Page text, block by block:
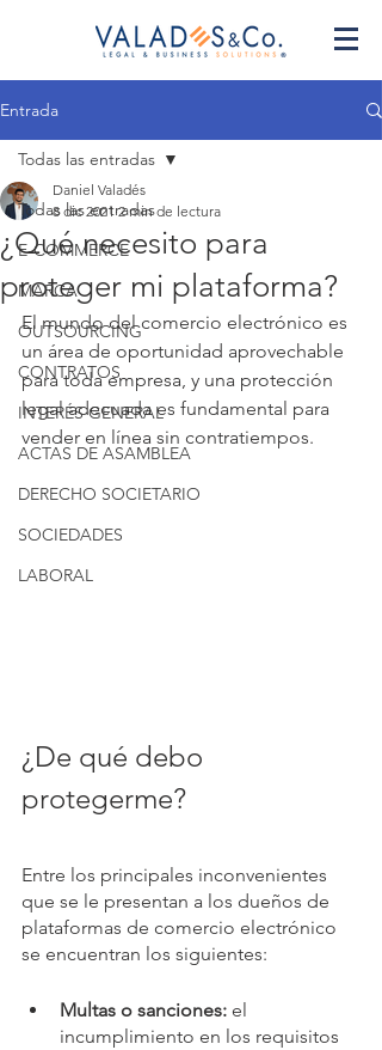
Entrada
Todas las entradas
E-COMMERCE
MARCA
OUTSOURCING
CONTRATOS
INTERÉS GENERAL
ACTAS DE ASAMBLEA
DERECHO SOCIETARIO
SOCIEDADES
LABORAL
Todas las entradas
¿Qué necesito para
proteger mi plataforma?
Daniel Valadés
8 dic 2021 2 min de lectura
El mundo del comercio electrónico es
un área de oportunidad aprovechable
para toda empresa, y una protección
legal adecuada es fundamental para
vender en línea sin contratiempos.
¿De qué debo
protegerme?
Entre los principales inconvenientes
que se le presentan a los dueños de
plataformas de comercio electrónico
se encuentran los siguientes:
Multas o sanciones: el
incumplimiento en los requisitos